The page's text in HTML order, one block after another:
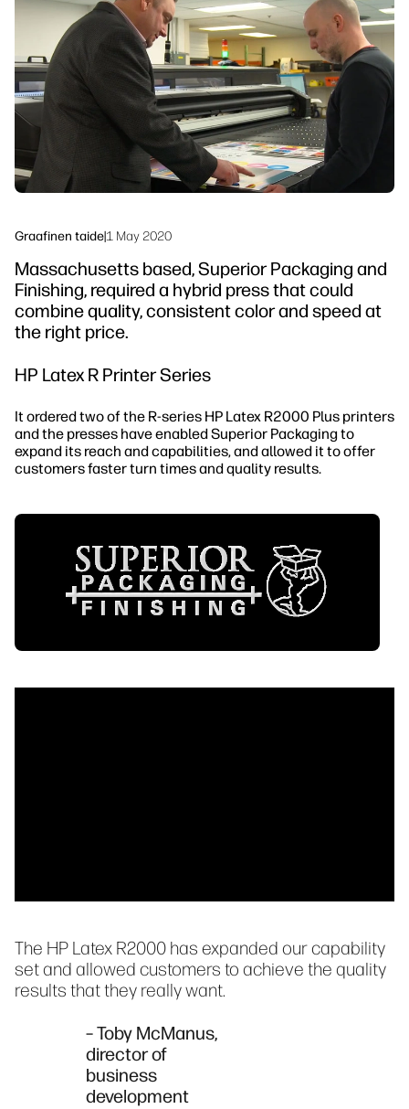
Seuraa meitä
linkedInfacebook
twitteryoutube
Työnkulun ratkaisut
Kestävyys
Graafinen taide|1 May 2020
Massachusetts based, Superior Packaging and
Finishing, required a hybrid press that could
combine quality, consistent color and speed at
the right price.
HP Latex R Printer Series
It ordered two of the R-series HP Latex R2000 Plus printers
and the presses have enabled Superior Packaging to
expand its reach and capabilities, and allowed it to offer
customers faster turn times and quality results.
The HP Latex R2000 has expanded our capability
set and allowed customers to achieve the quality
results that they really want.
– Toby McManus,
director of
business
development